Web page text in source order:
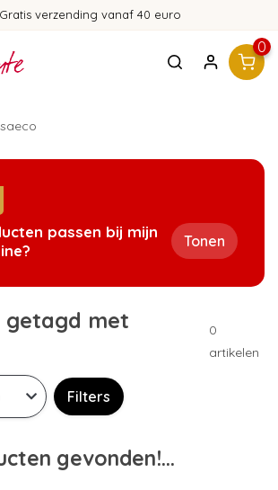
Gratis verzending vanaf 40 euro
0
saeco
passen bij mijn
Tonen
getagd met
0
artikelen
Filters
gevonden!...